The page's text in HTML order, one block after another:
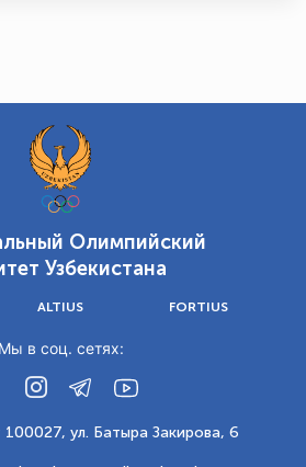
Олимпийский
Узбекистана
ALTIUS FORTIUS
Мы в соц. сетях:
ул. Батыра Закирова, 6